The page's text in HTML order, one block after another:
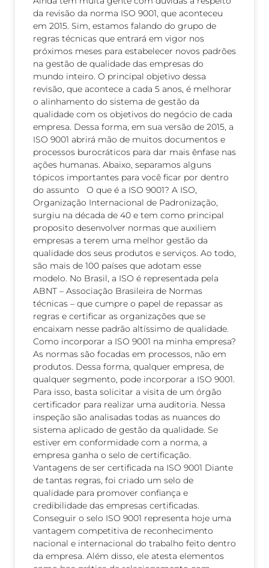
da revisão da norma ISO 9001, que aconteceu
em 2015. Sim, estamos falando do grupo de
regras técnicas que entrará em vigor nos
próximos meses para estabelecer novos padrões
na gestão de qualidade das empresas do
mundo inteiro. O principal objetivo dessa
revisão, que acontece a cada 5 anos, é melhorar
o alinhamento do sistema de gestão da
qualidade com os objetivos do negócio de cada
empresa. Dessa forma, em sua versão de 2015, a
ISO 9001 abrirá mão de muitos documentos e
processos burocráticos para dar mais ênfase nas
ações humanas. Abaixo, separamos alguns
tópicos importantes para você ficar por dentro
do assunto O que é a ISO 9001? A ISO,
Organização Internacional de Padronização,
surgiu na década de 40 e tem como principal
proposito desenvolver normas que auxiliem
empresas a terem uma melhor gestão da
qualidade dos seus produtos e serviços. Ao todo,
são mais de 100 países que adotam esse
modelo. No Brasil, a ISO é representada pela
ABNT – Associação Brasileira de Normas
técnicas – que cumpre o papel de repassar as
regras e certificar as organizações que se
encaixam nesse padrão altíssimo de qualidade.
Como incorporar a ISO 9001 na minha empresa?
As normas são focadas em processos, não em
produtos. Dessa forma, qualquer empresa, de
qualquer segmento, pode incorporar a ISO 9001.
Para isso, basta solicitar a visita de um órgão
certificador para realizar uma auditoria. Nessa
inspeção são analisadas todas as nuances do
sistema aplicado de gestão da qualidade. Se
estiver em conformidade com a norma, a
empresa ganha o selo de certificação.
Vantagens de ser certificada na ISO 9001 Diante
de tantas regras, foi criado um selo de
qualidade para promover confiança e
credibilidade das empresas certificadas.
Conseguir o selo ISO 9001 representa hoje uma
vantagem competitiva de reconhecimento
nacional e internacional do trabalho feito dentro
da empresa. Além disso, ele atesta elementos